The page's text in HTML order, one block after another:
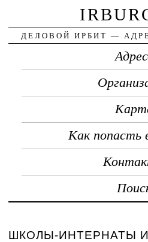
ДЕЛОВОЙ ИРБИТ —
Как попасть
ШКОЛЫ-ИНТЕРНАТЫ